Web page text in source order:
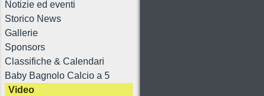
Notizie ed eventi
Storico News
Gallerie
Sponsors
Classifiche & Calendari
Baby Bagnolo Calcio a 5
Video